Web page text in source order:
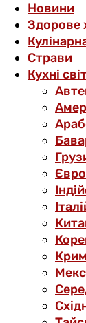
Новини
Здорове
Страви
Кухні